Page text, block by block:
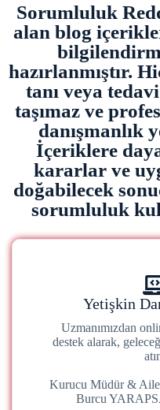
Sorumluluk
alan blog
hazırlanmıştır.
tanı veya
taşımaz ve
danışmanlık
İçeriklere
kararlar ve
doğabilecek
sorumluluk
Yetişkin
Uzmanımızdan
destek alarak,
Kurucu Müdür & Aile
Burcu